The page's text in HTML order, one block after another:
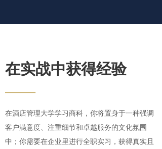
在实战中获得经验
——
在酒店管理大学学习商科，你将置身于一种强调
客户满意度、注重细节和卓越服务的文化氛围
中； 你需要在企业里进行全职实习，获得真实且